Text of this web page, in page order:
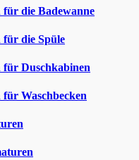
die Badewanne
die Spüle
Duschkabinen
Waschbecken